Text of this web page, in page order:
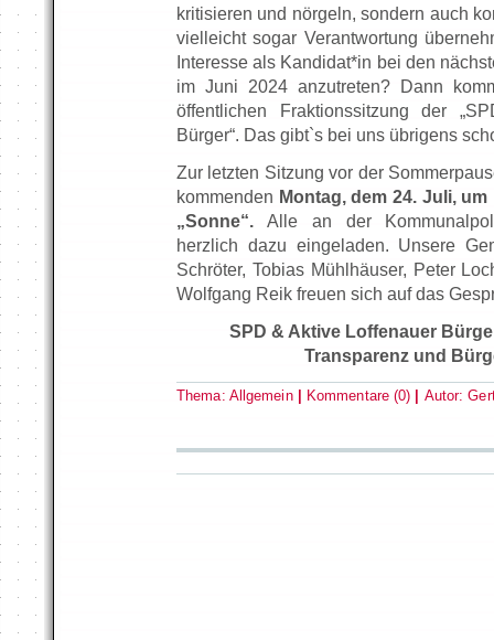
kritisieren und nörgeln, sondern auch
vielleicht sogar Verantwortung
Interesse als Kandidat*in bei den
im Juni 2024 anzutreten? Dann
öffentlichen Fraktionssitzung der
Bürger“. Das gibt`s bei uns übrigens
Zur letzten Sitzung vor der
kommenden Montag, dem 24. Juli,
„Sonne“. Alle an der
herzlich dazu eingeladen. Unsere
Schröter, Tobias Mühlhäuser, Peter
Wolfgang Reik freuen sich auf das
SPD & Aktive Loffenauer
Transparenz und
Thema: Allgemein Kommentare (0) Autor: